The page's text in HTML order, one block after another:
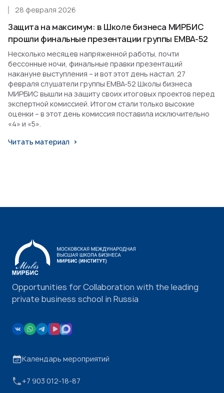
Защита на максимум: в Школе бизнеса МИРБИС
прошли финальные презентации группы EMBA-52
28 февраля 2026
Несколько месяцев напряженной работы, почти
бессонные ночи, финальные правки презентаций
накануне выступления – и вот этот день настал. 27
февраля слушатели группы EMBA-52 Школы бизнеса
МИРБИС вышли на защиту своих итоговых проектов перед
экспертной комиссией. Итогом стали только высокие
оценки – в этот день комиссия поставила исключительно
«4» и «5».
Читать материал
Opportunities for Collaboration with the leading
private business school in Russia
Календарь мероприятий
+7 903 012-18-87